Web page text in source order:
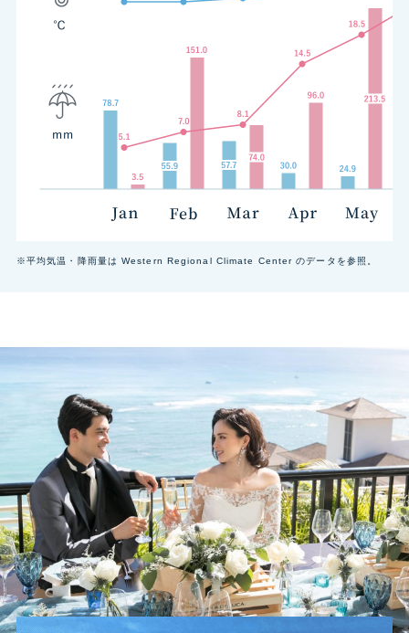
※平均気温・降雨量は Western Regional Climate Center のデータを参照。